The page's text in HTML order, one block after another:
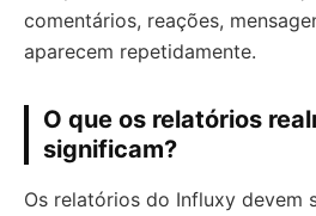
comentários, reações,
aparecem repetidamente.
O que os relatórios
significam?
Os relatórios do Influxy devem